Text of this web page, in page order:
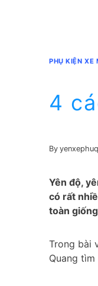
PHỤ KIỆN XE
4
By
Yên độ,
có rất
toàn
Trong bài
Quang